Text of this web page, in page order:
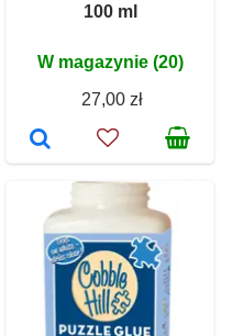
100 ml
W magazynie (20)
27,00 zł